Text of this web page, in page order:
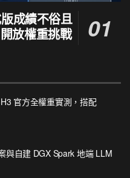
成績不俗且
放權重挑戰
官方全權重實測，搭配
與自建 DGX Spark 地端 LLM